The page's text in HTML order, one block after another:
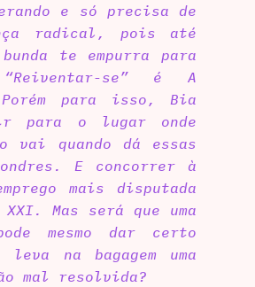
e só precisa de
radical, pois até
te empurra para
se” é A
para isso, Bia
para o lugar onde
vai quando dá essas
E concorrer à
mais disputada
Mas será que uma
mesmo dar certo
leva na bagagem uma
mal resolvida?